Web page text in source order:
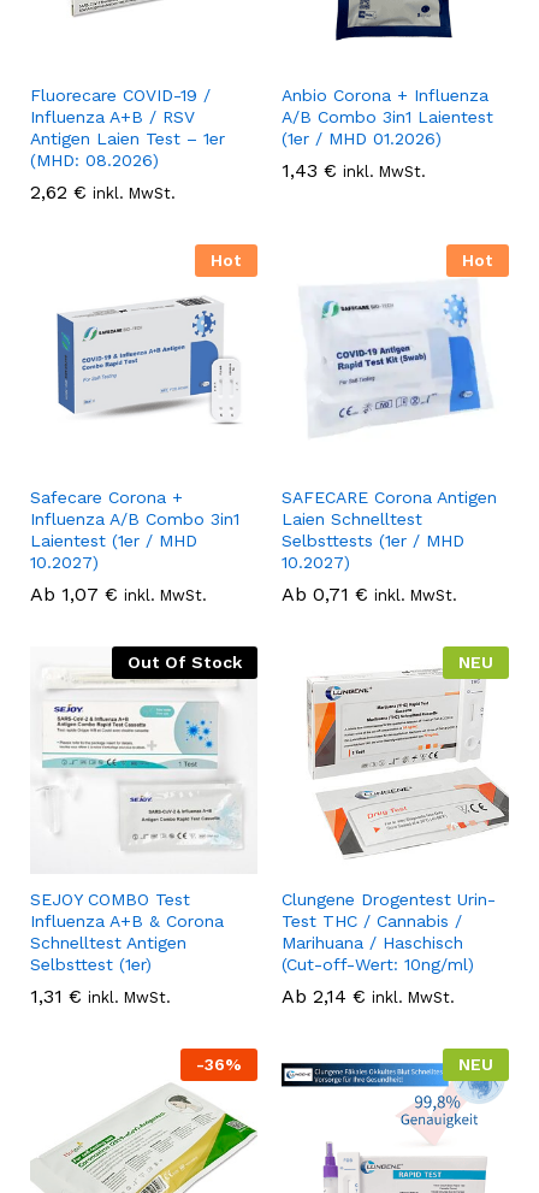
Fluorecare COVID-19 /
Influenza A+B / RSV
Antigen Laien Test – 1er
(MHD: 08.2026)
2,62 € inkl. MwSt.
Anbio Corona + Influenza
A/B Combo 3in1 Laientest
(1er / MHD 01.2026)
1,43 € inkl. MwSt.
Hot
Safecare Corona +
Influenza A/B Combo 3in1
Laientest (1er / MHD
10.2027)
Ab 1,07 € inkl. MwSt.
Hot
SAFECARE Corona Antigen
Laien Schnelltest
Selbsttests (1er / MHD
10.2027)
Ab 0,71 € inkl. MwSt.
Out Of Stock
SEJOY COMBO Test
Influenza A+B & Corona
Schnelltest Antigen
Selbsttest (1er)
1,31 € inkl. MwSt.
NEU
Clungene Drogentest Urin-
Test THC / Cannabis /
Marihuana / Haschisch
(Cut-off-Wert: 10ng/ml)
Ab 2,14 € inkl. MwSt.
-36% NEU